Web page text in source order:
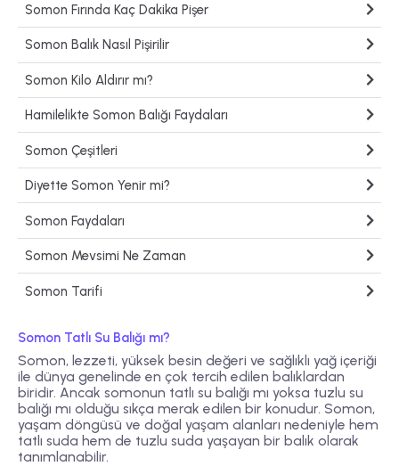
Somon Fırında Kaç Dakika Pişer
Somon Balık Nasıl Pişirilir
Somon Kilo Aldırır mı?
Hamilelikte Somon Balığı Faydaları
Somon Çeşitleri
Diyette Somon Yenir mi?
Somon Faydaları
Somon Mevsimi Ne Zaman
Somon Tarifi
Somon Tatlı Su Balığı mı?
Somon, lezzeti, yüksek besin değeri ve sağlıklı yağ içeriği
ile dünya genelinde en çok tercih edilen balıklardan
biridir. Ancak somonun tatlı su balığı mı yoksa tuzlu su
balığı mı olduğu sıkça merak edilen bir konudur. Somon,
yaşam döngüsü ve doğal yaşam alanları nedeniyle hem
tatlı suda hem de tuzlu suda yaşayan bir balık olarak
tanımlanabilir.